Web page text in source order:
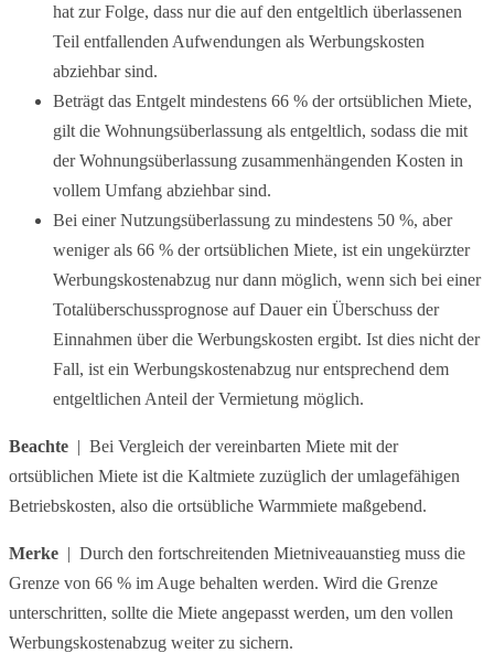
hat zur Folge, dass nur die auf den entgeltlich überlassenen
Teil entfallenden Aufwendungen als Werbungskosten
abziehbar sind.
Beträgt das Entgelt mindestens 66 % der ortsüblichen Miete,
gilt die Wohnungsüberlassung als entgeltlich, sodass die mit
der Wohnungsüberlassung zusammenhängenden Kosten in
vollem Umfang abziehbar sind.
Bei einer Nutzungsüberlassung zu mindestens 50 %, aber
weniger als 66 % der ortsüblichen Miete, ist ein ungekürzter
Werbungskostenabzug nur dann möglich, wenn sich bei einer
Totalüberschussprognose auf Dauer ein Überschuss der
Einnahmen über die Werbungskosten ergibt. Ist dies nicht der
Fall, ist ein Werbungskostenabzug nur entsprechend dem
entgeltlichen Anteil der Vermietung möglich.
Beachte | Bei Vergleich der vereinbarten Miete mit der
ortsüblichen Miete ist die Kaltmiete zuzüglich der umlagefähigen
Betriebskosten, also die ortsübliche Warmmiete maßgebend.
Merke | Durch den fortschreitenden Mietniveauanstieg muss die
Grenze von 66 % im Auge behalten werden. Wird die Grenze
unterschritten, sollte die Miete angepasst werden, um den vollen
Werbungskostenabzug weiter zu sichern.